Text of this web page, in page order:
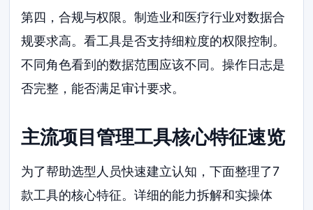
第四，合规与权限。制造业和医疗行业对数据合
规要求高。看工具是否支持细粒度的权限控制。
不同角色看到的数据范围应该不同。操作日志是
否完整，能否满足审计要求。
主流项目管理工具核心特征速览
为了帮助选型人员快速建立认知，下面整理了7
款工具的核心特征。详细的能力拆解和实操体